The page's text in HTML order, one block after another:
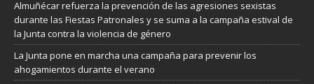
Almuñécar refuerza la prevención de las agresiones sexistas
durante las Fiestas Patronales y se suma a la campaña estival de
la Junta contra la violencia de género
La Junta pone en marcha una campaña para prevenir los
ahogamientos durante el verano